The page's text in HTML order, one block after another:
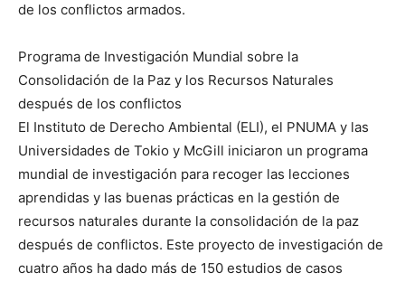
de los conflictos armados.
Programa de Investigación Mundial sobre la
Consolidación de la Paz y los Recursos Naturales
después de los conflictos
El Instituto de Derecho Ambiental (ELI), el PNUMA y las
Universidades de Tokio y McGill iniciaron un programa
mundial de investigación para recoger las lecciones
aprendidas y las buenas prácticas en la gestión de
recursos naturales durante la consolidación de la paz
después de conflictos. Este proyecto de investigación de
cuatro años ha dado más de 150 estudios de casos